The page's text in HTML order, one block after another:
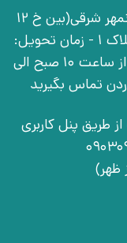
تهران، خ انقلاب، خ 12 فروردین، خ روانمهر شرقی(بین خ 12
فروردین و خ فخر رازی)، بن‌بست اوّل، پلاک 1 - زمان تحویل:
شنبه تا چهارشنبه به جز روزهای تعطیل از ساعت 10 صبح الی
از طریق پنل کاربری